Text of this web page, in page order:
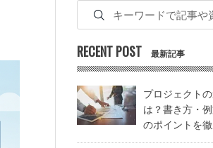
RECENT POST 最新記事
プロジェクト
は？書き方・
のポイントを